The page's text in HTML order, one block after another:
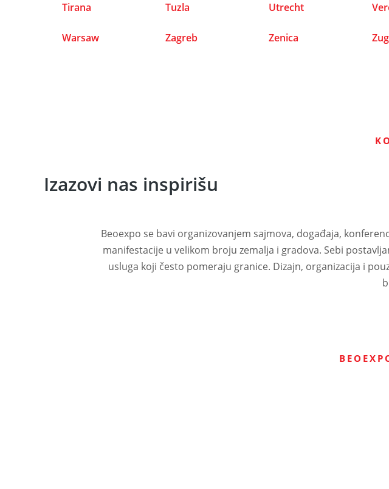
Tirana Tuzla Utrecht
Warsaw Zagreb Zenica Zug
Izazovi nas inspirišu
Beoexpo se bavi organizovanjem sajmova, događaja,
manifestacije u velikom broju zemalja i gradova. Sebi
usluga koji često pomeraju granice. Dizajn, organizacija i